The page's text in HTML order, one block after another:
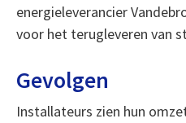
energieleverancier
voor het terugleveren van
Gevolgen
Installateurs zien hun